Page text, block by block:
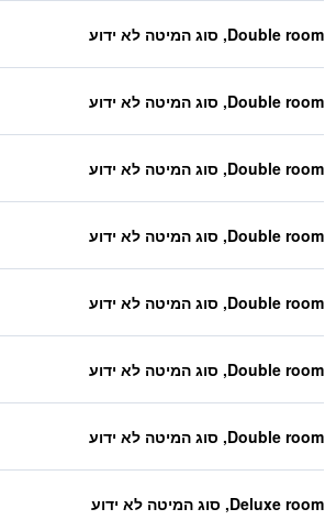
Double room, סוג המיטה לא ידוע
Double room, סוג המיטה לא ידוע
Double room, סוג המיטה לא ידוע
Double room, סוג המיטה לא ידוע
Double room, סוג המיטה לא ידוע
Double room, סוג המיטה לא ידוע
Double room, סוג המיטה לא ידוע
Deluxe room, סוג המיטה לא ידוע